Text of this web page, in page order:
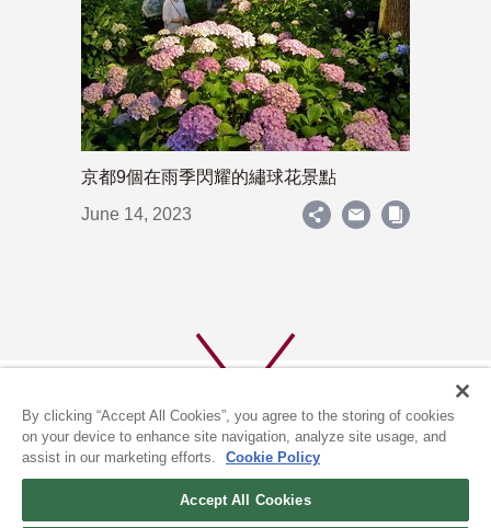
京都9個在雨季閃耀的繡球花景點
June 14, 2023
By clicking “Accept All Cookies”, you agree to the storing of cookies
on your device to enhance site navigation, analyze site usage, and
assist in our marketing efforts.
Cookie Policy
Accept All Cookies